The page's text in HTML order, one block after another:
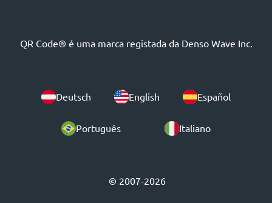
QR Code® é uma marca registada da Denso Wave Inc.
Deutsch English Español
Português Italiano
© 2007-2026